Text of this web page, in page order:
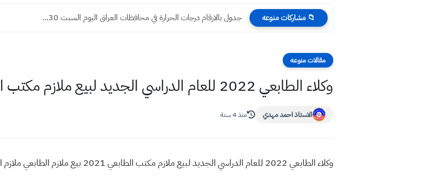
📁 مشاركات منوعه جدول بالارقام درجات الحرارة في محافظات العراق اليوم السبت 30...
مقالات منوعه
وكلاء الطابعي 2022 للعام الدراسي الجديد لبيع ملازم مكتب الطابعي 2021
الاستاذ احمد مهدي منذ 4 سنة
وكلاء الطابعي 2022 للعام الدراسي الجديد لبيع ملازم مكتب الطابعي 2021 بيع ملازم الطابعي ملازم اساتذة الطابعي في جميع المحافظات العراقية